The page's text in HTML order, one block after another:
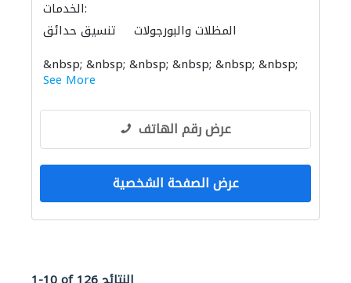
الخدمات:
تنسيق حدائق
المظلات والبورجولات
&nbsp; &nbsp; &nbsp; &nbsp; &nbsp; &nbsp;
See More
عرض رقم الهاتف
عرض الصفحة الشخصية